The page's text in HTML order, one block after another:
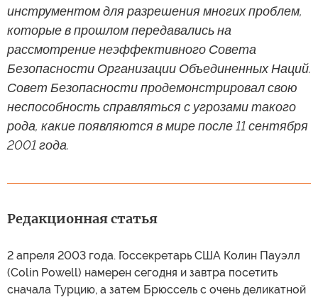
инструментом для разрешения многих проблем,
которые в прошлом передавались на
рассмотрение неэффективного Совета
Безопасности Организации Объединенных Наций.
Совет Безопасности продемонстрировал свою
неспособность справляться с угрозами такого
рода, какие появляются в мире после 11 сентября
2001 года.
Редакционная статья
2 апреля 2003 года. Госсекретарь США Колин Пауэлл
(Colin Powell) намерен сегодня и завтра посетить
сначала Турцию, а затем Брюссель с очень деликатной